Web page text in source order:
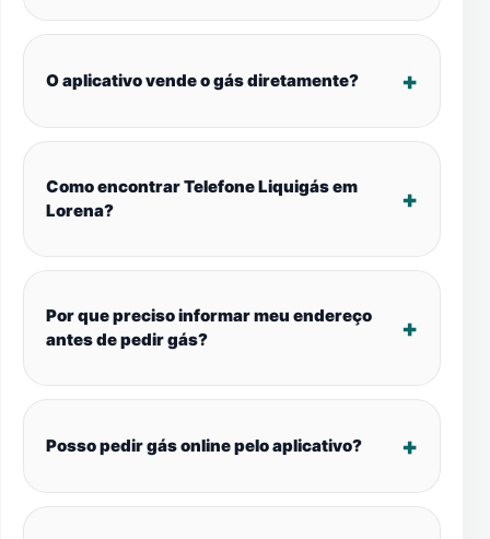
O aplicativo vende o gás diretamente?
Como encontrar Telefone Liquigás em
Lorena?
Por que preciso informar meu endereço
antes de pedir gás?
Posso pedir gás online pelo aplicativo?